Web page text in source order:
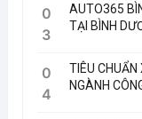
0
3
AUTO365
TẠI BÌNH
0
4
TIÊU
NGÀNH